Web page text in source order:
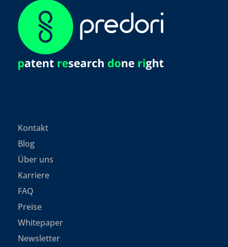
Kontakt
Blog
Über uns
Karriere
FAQ
Preise
Whitepaper
Newsletter